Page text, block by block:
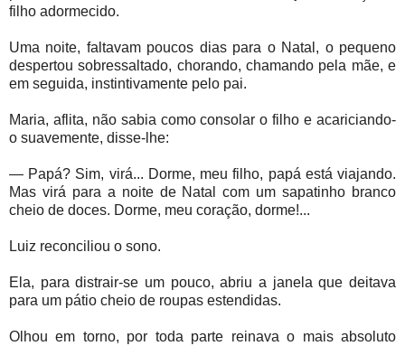
filho adormecido.
Uma noite, faltavam poucos dias para o Natal, o pequeno
despertou sobressaltado, chorando, chamando pela mãe, e
em seguida, instintivamente pelo pai.
Maria, aflita, não sabia como consolar o filho e acariciando-
o suavemente, disse-lhe:
— Papá? Sim, virá... Dorme, meu filho, papá está viajando.
Mas virá para a noite de Natal com um sapatinho branco
cheio de doces. Dorme, meu coração, dorme!...
Luiz reconciliou o sono.
Ela, para distrair-se um pouco, abriu a janela que deitava
para um pátio cheio de roupas estendidas.
Olhou em torno, por toda parte reinava o mais absoluto